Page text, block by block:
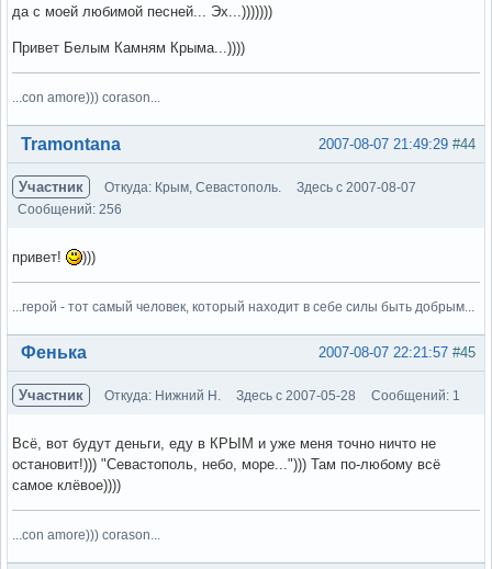
да с моей любимой песней... Эх...)))))))
Привет Белым Камням Крыма...))))
...con amore))) corason...
Вне форума #44
2007-08-07 21:49:29
Tramontana
Участник Откуда: Крым, Севастополь.
Здесь с 2007-08-07
Сообщений: 256
привет! )))
...герой - тот самый человек, который находит в себе силы быть добрым...
Вне форума #45
2007-08-07 22:21:57
Фенька
Участник Откуда: Нижний Н. Здесь с 2007-05-28 Сообщений: 1
Всё, вот будут деньги, еду в КРЫМ и уже меня точно ничто не
остановит!))) "Севастополь, небо, море..."))) Там по-любому всё
самое клёвое))))
...con amore))) corason...